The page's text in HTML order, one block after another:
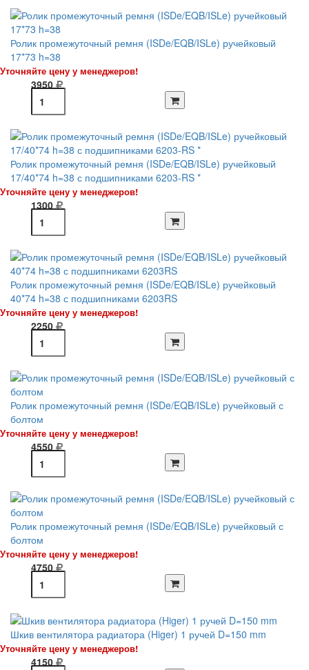
Ролик промежуточный ремня (ISDe/EQB/ISLe) ручейковый
17*73 h=38
Уточняйте цену у менеджеров!
3950
Ролик промежуточный ремня (ISDe/EQB/ISLe) ручейковый
17/40*74 h=38 с подшипниками 6203-RS *
Уточняйте цену у менеджеров!
1300
Ролик промежуточный ремня (ISDe/EQB/ISLe) ручейковый
40*74 h=38 с подшипниками 6203RS
Уточняйте цену у менеджеров!
2250
Ролик промежуточный ремня (ISDe/EQB/ISLe) ручейковый с
болтом
Уточняйте цену у менеджеров!
4550
Ролик промежуточный ремня (ISDe/EQB/ISLe) ручейковый с
болтом
Уточняйте цену у менеджеров!
4750
Шкив вентилятора радиатора (Higer) 1 ручей D=150 mm
Уточняйте цену у менеджеров!
4150